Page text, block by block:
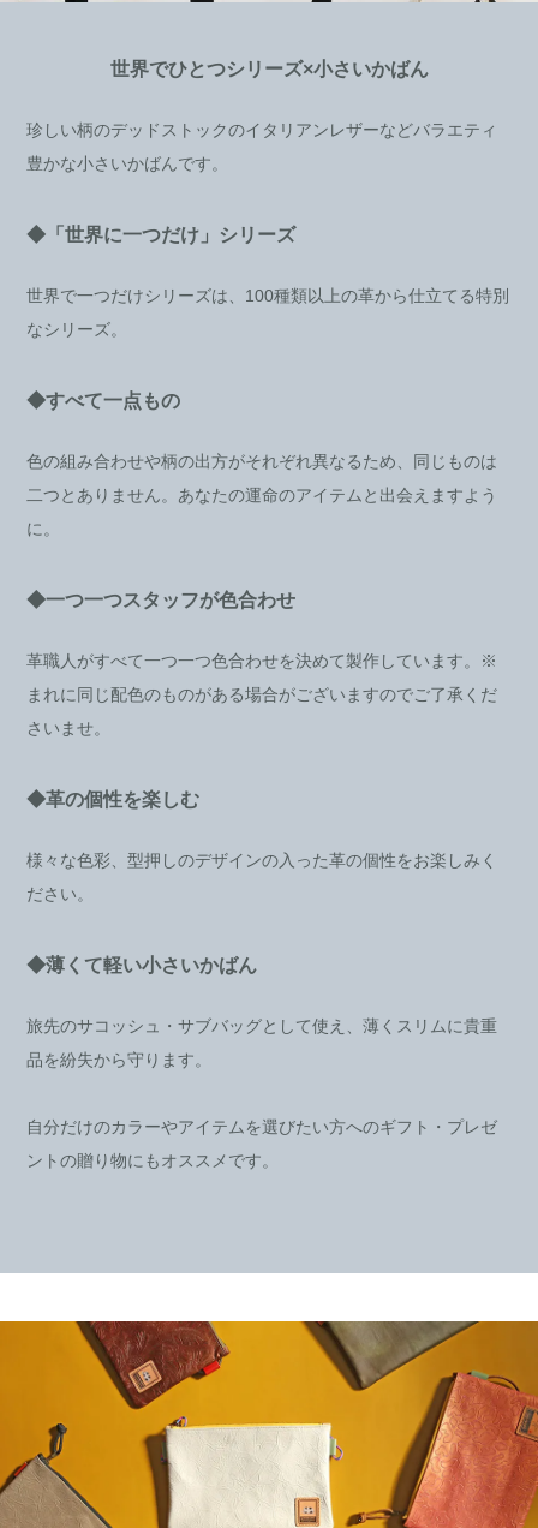
世界でひとつシリーズ×小さいかばん
珍しい柄のデッドストックのイタリアンレザーなどバラエティ
豊かな小さいかばんです。
◆「世界に一つだけ」シリーズ
世界で一つだけシリーズは、100種類以上の革から仕立てる特別
なシリーズ。
◆すべて一点もの
色の組み合わせや柄の出方がそれぞれ異なるため、同じものは
二つとありません。あなたの運命のアイテムと出会えますよう
に。
◆一つ一つスタッフが色合わせ
革職人がすべて一つ一つ色合わせを決めて製作しています。※
まれに同じ配色のものがある場合がございますのでご了承くだ
さいませ。
◆革の個性を楽しむ
様々な色彩、型押しのデザインの入った革の個性をお楽しみく
ださい。
◆薄くて軽い小さいかばん
旅先のサコッシュ・サブバッグとして使え、薄くスリムに貴重
品を紛失から守ります。
自分だけのカラーやアイテムを選びたい方へのギフト・プレゼ
ントの贈り物にもオススメです。